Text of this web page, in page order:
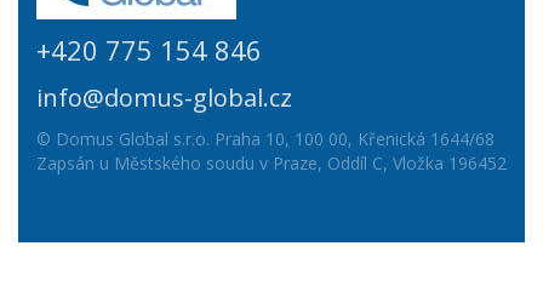
+420 775 154 846
info@domus-global.cz
© Domus Global s.r.o. Praha 10, 100 00, Křenická 1644/68
Zapsán u Městského soudu v Praze, Oddíl C, Vložka 196452